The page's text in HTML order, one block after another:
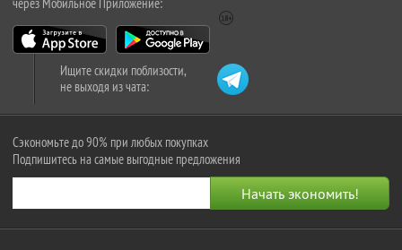
Ищите скидки поблизости,
не выходя из чата:
Сэкономьте до 90% при любых покупках
Подпишитесь на самые выгодные предложения